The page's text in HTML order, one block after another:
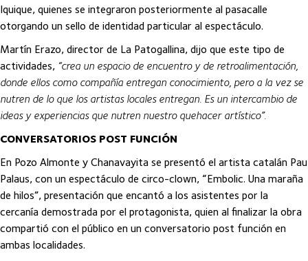
Iquique, quienes se integraron posteriormente al pasacalle
otorgando un sello de identidad particular al espectáculo.
Martín Erazo, director de La Patogallina, dijo que este tipo de
actividades, “crea un espacio de encuentro y de retroalimentación,
donde ellos como compañía entregan conocimiento, pero a la vez se
nutren de lo que los artistas locales entregan. Es un intercambio de
ideas y experiencias que nutren nuestro quehacer artístico”.
CONVERSATORIOS POST FUNCIÓN
En Pozo Almonte y Chanavayita se presentó el artista catalán Pau
Palaus, con un espectáculo de circo-clown, “Embolic. Una maraña
de hilos”, presentación que encantó a los asistentes por la
cercanía demostrada por el protagonista, quien al finalizar la obra
compartió con el público en un conversatorio post función en
ambas localidades.